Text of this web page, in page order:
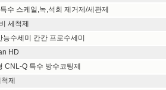
수 스케일,녹,석회 제거제/세관제
세척제
수세미 칸칸 프로수세미
HD
CNL-Q 특수 방수코팅제
제